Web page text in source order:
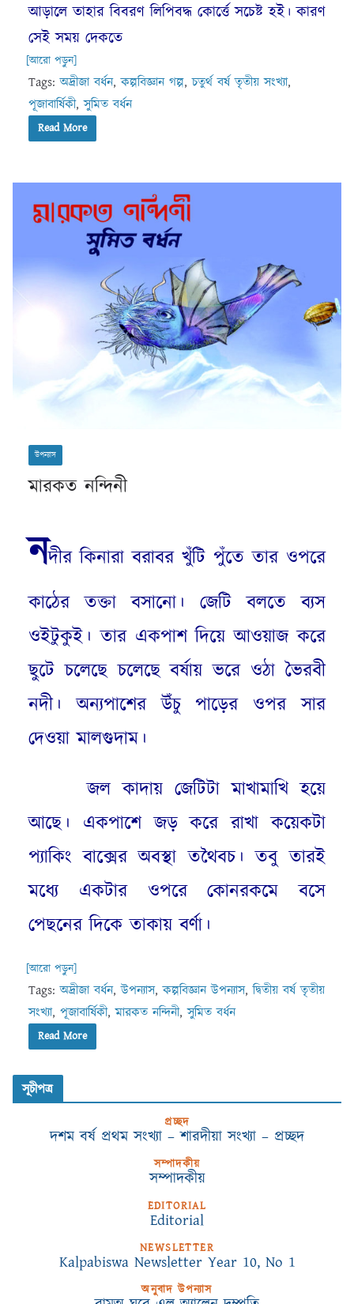
আড়ালে তাহার বিবরণ লিপিবদ্ধ কোর্ত্তে সচেষ্ট হই। কারণ
সেই সময় দেকতে
[আরো পড়ুন]
Tags:অদ্রীজা বর্ধন,কল্পবিজ্ঞান গল্প,চতুর্থ বর্ষ তৃতীয় সংখ্যা,
পূজাবার্ষিকী,সুমিত বর্ধন
Read More
উপন্যাস
মারকত নন্দিনী
নদীর কিনারা বরাবর খুঁটি পুঁতে তার ওপরে
কাঠের তক্তা বসানো । জেটি বলতে ব্যস
ওইটুকুই । তার একপাশ দিয়ে আওয়াজ করে
ছুটে চলেছে চলেছে বর্ষায় ভরে ওঠা ভৈরবী
নদী। অন্যপাশের উঁচু পাড়ের ওপর সার
দেওয়া মালগুদাম ।
জল কাদায় জেটিটা মাখামাখি হয়ে
আছে। একপাশে জড় করে রাখা কয়েকটা
প্যাকিং বাক্সের অবস্থা তথৈবচ।তবু তারই
মধ্যে একটার ওপরে কোনরকমে বসে
পেছনের দিকে তাকায় বর্ণা ।
[আরো পড়ুন]
Tags:অদ্রীজা বর্ধন,উপন্যাস,কল্পবিজ্ঞান উপন্যাস,দ্বিতীয় বর্ষ তৃতীয়
সংখ্যা, পূজাবার্ষিকী,মারকত নন্দিনী,সুমিত বর্ধন
Read More
সূচীপত্র
প্রচ্ছদ
দশম বর্ষ প্রথম সংখ্যা – শারদীয়া সংখ্যা – প্রচ্ছদ
সম্পাদকীয়
সম্পাদকীয়
EDITORIAL
Editorial
NEWSLETTER
Kalpabiswa Newsletter Year 10, No 1
অনুবাদ উপন্যাস